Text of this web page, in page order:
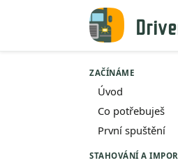
ZAČÍNÁME
Úvod
Co potřebuješ
První spuštění
STAHOVÁNÍ A